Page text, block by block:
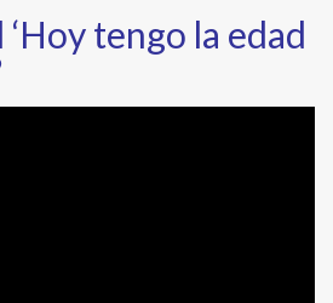
tengo la edad